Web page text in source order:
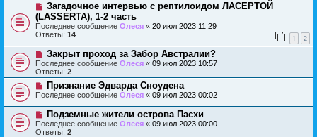
Загадочное интервью с рептилоидом ЛАСЕРТОЙ
(LАSSERTA), 1-2 часть
Последнее сообщение Олеся « 20 июл 2023 11:29
Ответы: 14 1 2
Закрыт проход за Забор Австралии?
Последнее сообщение Олеся « 09 июл 2023 10:57
Ответы: 2
Признание Эдварда Сноудена
Последнее сообщение Олеся « 09 июл 2023 00:02
Подземные жители острова Пасхи
Последнее сообщение Олеся « 09 июл 2023 00:00
Ответы: 2